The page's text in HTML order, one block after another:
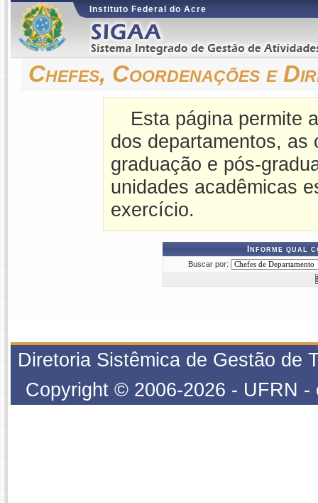
Instituto Federal do Acre
Chefes, Coordenações e
Esta página permite
dos departamentos, as
graduação e pós-
unidades acadêmicas
exercício.
Informe qual
Buscar por:
Diretoria Sistêmica de Gestão de
Copyright © 2006-2026 - UFRN